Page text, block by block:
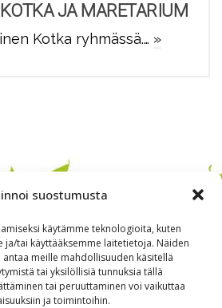
suostumusta
käytämme teknologioita, kuten
ja/tai käyttääksemme laitetietoja. Näiden
meille mahdollisuuden käsitellä
tai yksilöllisiä tunnuksia tällä
tai peruuttaminen voi vaikuttaa
ja toimintoihin.
JA MARETARIUM
Kotka ryhmässä.… »